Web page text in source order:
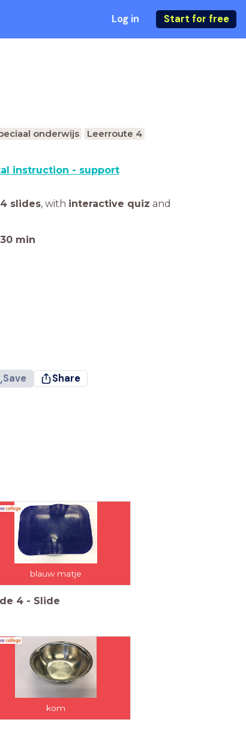
Log in Start for free
onderwijs Leerroute 4
instruction - support
slides, with interactive quiz and
30 min
Save Share
blauw matje
4 - Slide
kom